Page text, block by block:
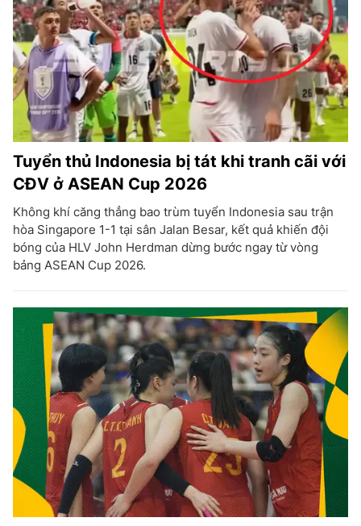
Tuyển thủ Indonesia bị tát khi tranh cãi với
CĐV ở ASEAN Cup 2026
Không khí căng thẳng bao trùm tuyển Indonesia sau trận
hòa Singapore 1-1 tại sân Jalan Besar, kết quả khiến đội
bóng của HLV John Herdman dừng bước ngay từ vòng
bảng ASEAN Cup 2026.